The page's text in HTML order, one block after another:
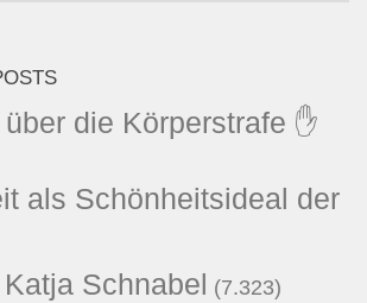
die Körperstrafe ✋
als Schönheitsideal der
Schnabel (7.323)